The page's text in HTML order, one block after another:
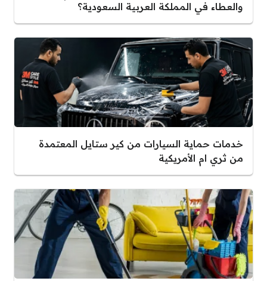
والعطاء في المملكة العربية السعودية؟
خدمات حماية السيارات من كير ستايل المعتمدة
من ثري ام الأمريكية